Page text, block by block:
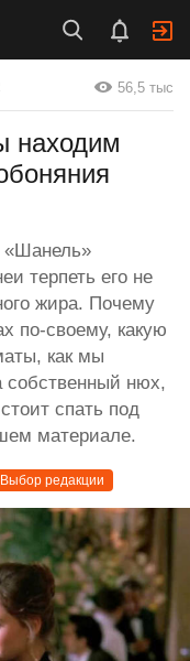
56,5 тыс
находим
«Шанель»
терпеть его не
жира. Почему
по-своему, какую
как мы
собственный нюх,
спать под
материале.
Выбор редакции